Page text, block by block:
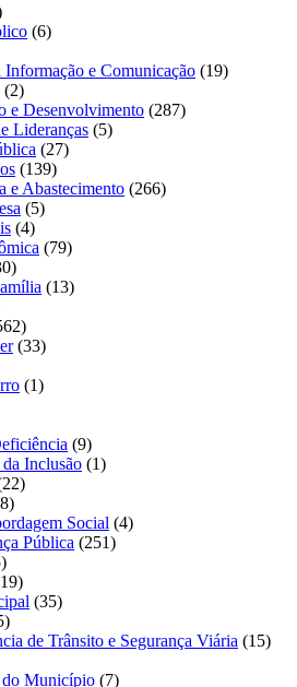
(6)
Informação e Comunicação (19)
(2)
e Desenvolvimento (287)
Lideranças (5)
(27)
(139)
e Abastecimento (266)
(5)
(4)
(79)
(13)
(33)
(1)
(9)
Inclusão (1)
Social (4)
Pública (251)
(35)
de Trânsito e Segurança Viária (15)
Município (7)